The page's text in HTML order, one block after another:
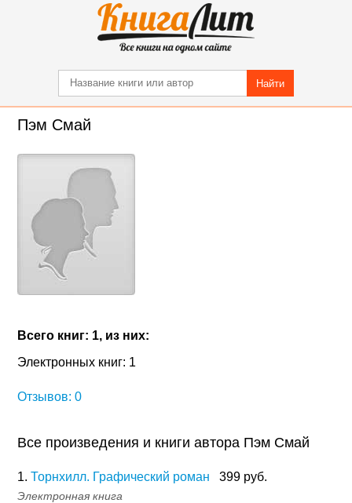
Найти
Пэм Смай
Всего книг: 1, из них:
Электронных книг: 1
Отзывов: 0
Все произведения и книги автора Пэм Смай
1. Торнхилл. Графический роман 399 руб.
Электронная книга